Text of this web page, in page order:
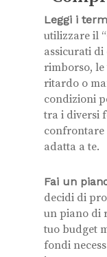
Leggi i
utilizzare il
assicurati
rimborso,
ritardo o
condizioni
tra i diversi
confrontare
adatta a te.
Fai un
decidi di
un piano di
tuo budget
fondi